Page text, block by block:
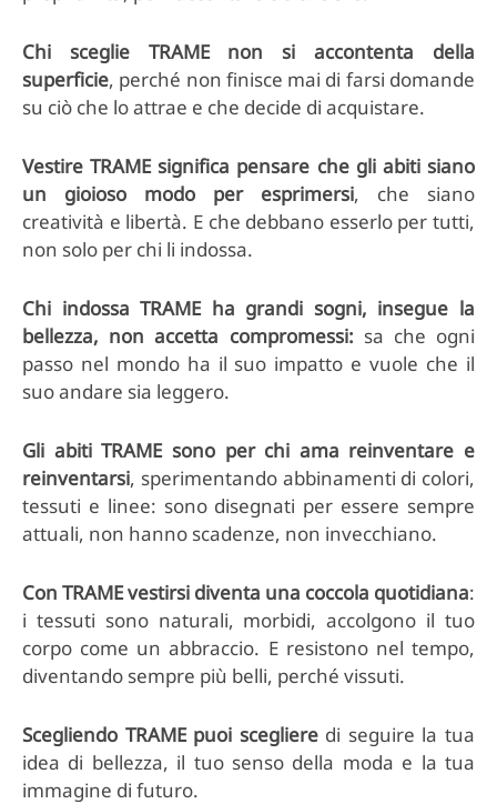
Chi sceglie TRAME non si accontenta della
superficie, perché non finisce mai di farsi domande
su ciò che lo attrae e che decide di acquistare.
Vestire TRAME significa pensare che gli abiti siano
un gioioso modo per esprimersi, che siano
creatività e libertà. E che debbano esserlo per tutti,
non solo per chi li indossa.
Chi indossa TRAME ha grandi sogni, insegue la
bellezza, non accetta compromessi: sa che ogni
passo nel mondo ha il suo impatto e vuole che il
suo andare sia leggero.
Gli abiti TRAME sono per chi ama reinventare e
reinventarsi, sperimentando abbinamenti di colori,
tessuti e linee: sono disegnati per essere sempre
attuali, non hanno scadenze, non invecchiano.
Con TRAME vestirsi diventa una coccola quotidiana:
i tessuti sono naturali, morbidi, accolgono il tuo
corpo come un abbraccio. E resistono nel tempo,
diventando sempre più belli, perché vissuti.
Scegliendo TRAME puoi sceglieredi seguire la tua
idea di bellezza, il tuo senso della moda e la tua
immagine di futuro.